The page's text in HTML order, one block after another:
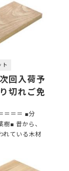
ト
回入荷予
切れご免
＝＝＝ ■分
樹■ 昔から、
れている木材